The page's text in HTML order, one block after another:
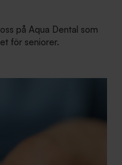
på Aqua Dental som
för seniorer.